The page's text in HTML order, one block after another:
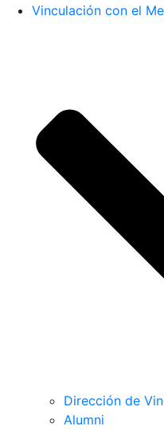
Vinculación con el
Dirección de
Alumni